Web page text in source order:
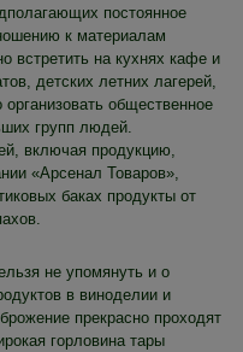
постоянное
к материалам
встретить на кухнях кафе и
детских летних лагерей,
общественное
групп людей.
включая продукцию,
«Арсенал Товаров»,
баках продукты от
не упомянуть и о
в виноделии и
прекрасно проходят
горловина тары